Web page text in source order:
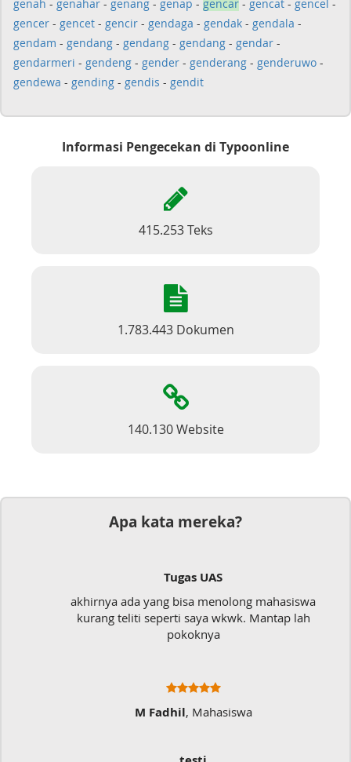
genah - genahar - genang - genap - gencar - gencat - gencel -
gencer - gencet - gencir - gendaga - gendak - gendala -
gendam - gendang - gendang - gendang - gendar -
gendarmeri - gendeng - gender - genderang - genderuwo -
gendewa - gending - gendis - gendit
Informasi Pengecekan di Typoonline
415.253 Teks
1.783.443 Dokumen
140.130 Website
Apa kata mereka?
Tugas UAS
akhirnya ada yang bisa menolong mahasiswa
kurang teliti seperti saya wkwk. Mantap lah
pokoknya
M Fadhil, Mahasiswa